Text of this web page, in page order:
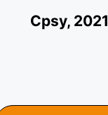
Cpsy, 2021